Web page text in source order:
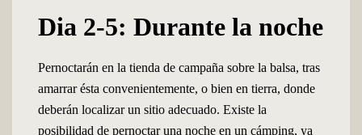
Dia 2-5: Durante la noche
Pernoctarán en la tienda de campaña sobre la balsa, tras
amarrar ésta convenientemente, o bien en tierra, donde
deberán localizar un sitio adecuado. Existe la
posibilidad de pernoctar una noche en un cámping, ya